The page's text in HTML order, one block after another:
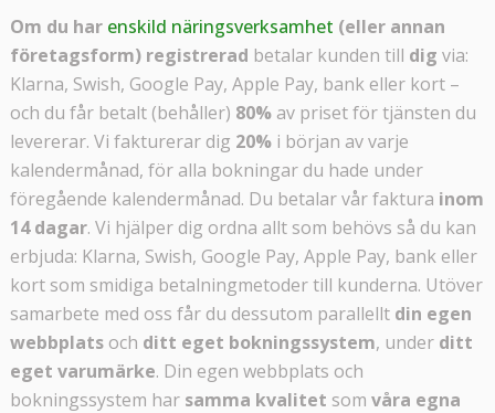
Om du har enskild näringsverksamhet (eller annan
företagsform) registrerad betalar kunden till dig via:
Klarna, Swish, Google Pay, Apple Pay, bank eller kort –
och du får betalt (behåller) 80%av priset för tjänsten du
levererar. Vi fakturerar dig 20%i början av varje
kalendermånad, för alla bokningar du hade under
föregående kalendermånad. Du betalar vår faktura inom
14 dagar. Vi hjälper dig ordna allt som behövs så du kan
erbjuda: Klarna, Swish, Google Pay, Apple Pay, bank eller
kort som smidiga betalningmetoder till kunderna. Utöver
samarbete med oss får du dessutom parallellt din egen
webbplatsoch ditt eget bokningssystem, under ditt
eget varumärke. Din egen webbplats och
bokningssystem har samma kvalitet som våra egna